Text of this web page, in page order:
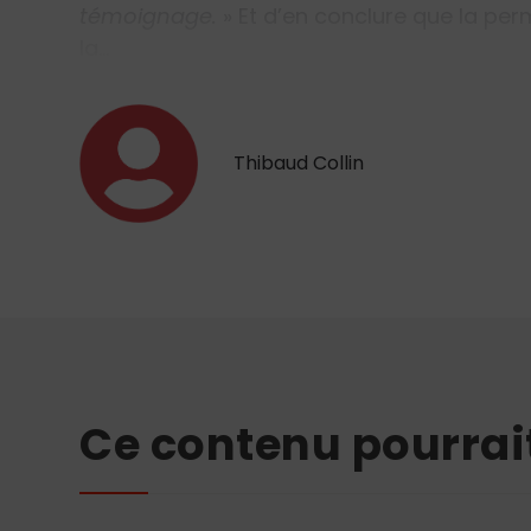
Thibaud Collin
Ce contenu